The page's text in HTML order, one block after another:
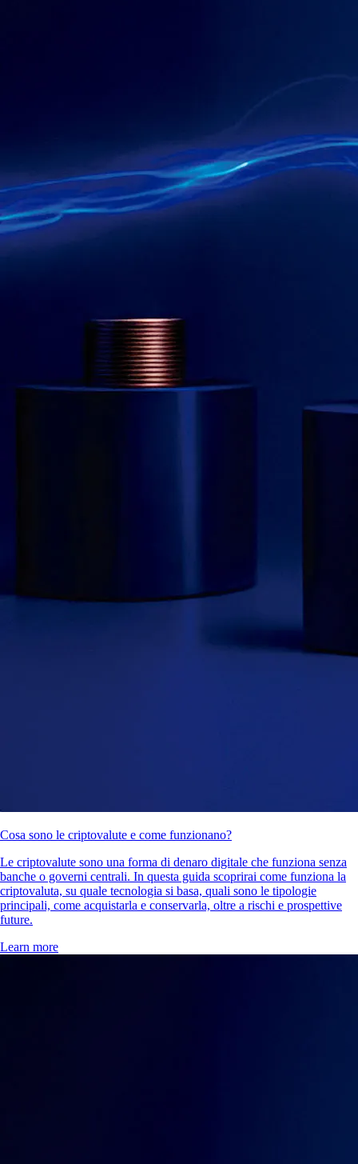
Cosa sono le criptovalute e come funzionano?
Le criptovalute sono una forma di denaro digitale che funziona senza
banche o governi centrali. In questa guida scoprirai come funziona la
criptovaluta, su quale tecnologia si basa, quali sono le tipologie
principali, come acquistarla e conservarla, oltre a rischi e prospettive
future.
Learn more